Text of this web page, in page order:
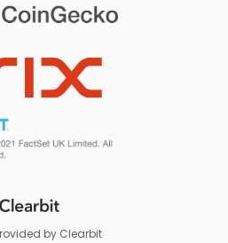
by Clearbit